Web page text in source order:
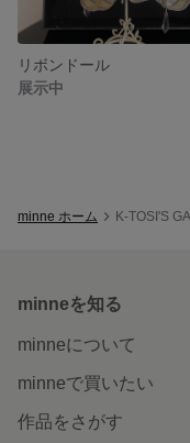
リボンドール
展示中
minne ホーム K-TOSI'S
minneを知る
minneについて
minneで買いたい
作品をさがす